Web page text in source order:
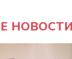
НОВОСТИ